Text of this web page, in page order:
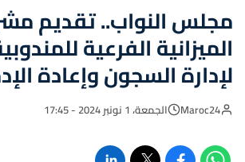
مجلس النواب.. تقديم
الميزانية الفرعية
لإدارة السجون وإعادة
Maroc24 الجمعة، 1 نونبر 2024 - 17:45